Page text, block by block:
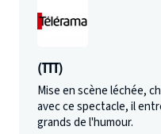
(TTT)
Mise en scène léchée,
avec ce spectacle, il
grands de l'humour.